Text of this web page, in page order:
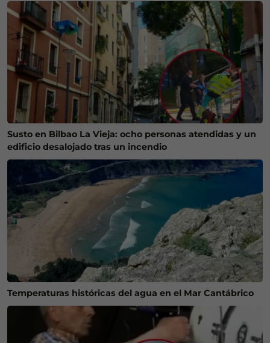
Susto en Bilbao La Vieja: ocho personas atendidas y un
edificio desalojado tras un incendio
Temperaturas históricas del agua en el Mar Cantábrico